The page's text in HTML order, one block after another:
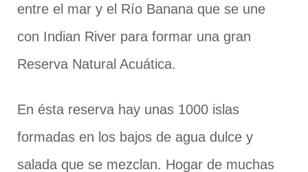
entre el mar y el Río Banana que se une
con Indian River para formar una gran
Reserva Natural Acuática.
En ésta reserva hay unas 1000 islas
formadas en los bajos de agua dulce y
salada que se mezclan. Hogar de muchas